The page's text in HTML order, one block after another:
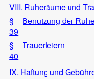
VIII. Ruheräume und
§
39
Benutzung der
§
40
Trauerfeiern
IX. Haftung und